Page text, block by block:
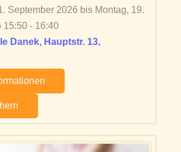
September 2026 bis Montag, 19.
15:50 - 16:40
Danek, Hauptstr. 13,